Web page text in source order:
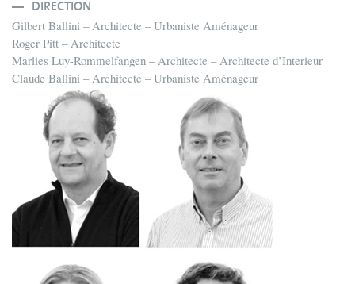
DIRECTION
Gilbert Ballini – Architecte – Urbaniste Aménageur
Roger Pitt – Architecte
Marlies Luy-Rommelfangen – Architecte – Architecte d’Interieur
Claude Ballini – Architecte – Urbaniste Aménageur